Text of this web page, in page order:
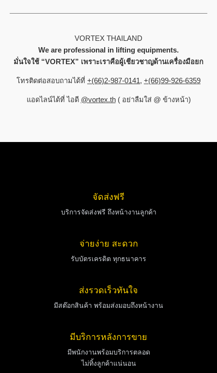
VORTEX THAILAND
We are professional in lifting equipments.
มั่นใจใช้ “VORTEX” เพราะเราคือผู้เชียวชาญด้านเครื่องมือยก
โทรติดต่อสอบถามได้ที่ +(66)2-987-0141, +(66)99-926-6359
แอดไลน์ได้ที่ ไอดี @vortex.th( อย่าลืมใส่ @ ข้างหน้า)
จัดส่งฟรี
บริการจัดส่งฟรี ถึงหน้างานลูกค้า
จ่ายง่าย สะดวก
รับบัตรเครดิต ทุกธนาคาร
ส่งรวดเร็วทันใจ
มีสต๊อกสินค้า พร้อมส่งมอบถึงหน้างาน
มีบริการหลังการขาย
มีพนักงานพร้อมบริการตลอด
ไม่ทิ้งลูกค้าแน่นอน